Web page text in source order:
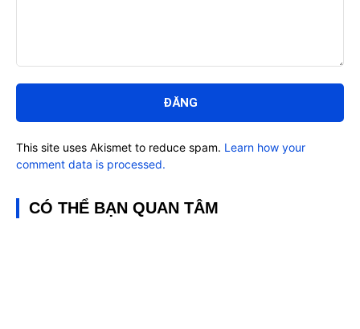
luận:
This site uses Akismet to reduce spam. Learn how your
comment data is processed.
CÓ THỂ BẠN QUAN TÂM